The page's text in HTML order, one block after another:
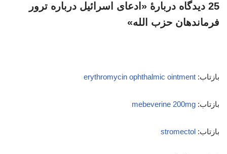
25 دیدگاه دربارهٔ «ادعای اسرائیل درباره ترور
فرماندهان حزب الله»
بازتاب: erythromycin ophthalmic ointment
بازتاب: mebeverine 200mg
بازتاب: stromectol